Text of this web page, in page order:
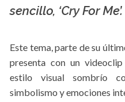
sencillo, ‘Cry For Me’.
Este tema, parte de su
presenta con un
estilo visual sombrío
simbolismo y emociones